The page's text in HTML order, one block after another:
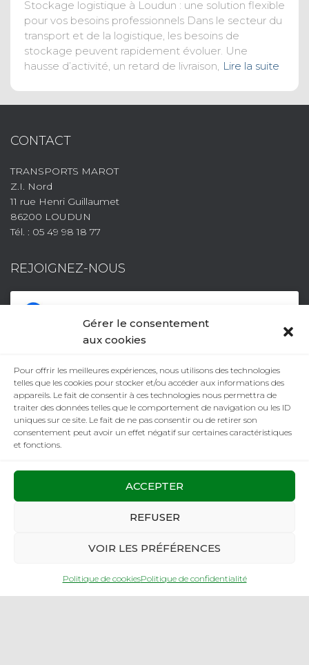
Gérer le consentement
aux cookies
Pour offrir les meilleures expériences, nous utilisons des technologies
telles que les cookies pour stocker et/ou accéder aux informations des
appareils. Le fait de consentir à ces technologies nous permettra de
traiter des données telles que le comportement de navigation ou les ID
uniques sur ce site. Le fait de ne pas consentir ou de retirer son
consentement peut avoir un effet négatif sur certaines caractéristiques
et fonctions.
ACCEPTER
REFUSER
VOIR LES PRÉFÉRENCES
Politique de cookiesPolitique de confidentialité
Stockage logistique à Loudun : une solution flexible
pour vos besoins professionnels Dans le secteur du
transport et de la logistique, les besoins de
stockage peuvent rapidement évoluer. Une
hausse d’activité, un retard de livraison, Lire la suite
CONTACT
TRANSPORTS MAROT
Z.I. Nord
11 rue Henri Guillaumet
86200 LOUDUN
Tél. : 05 49 98 18 77
REJOIGNEZ-NOUS
Facebook
Cliquez pour accepter les cookies
marketing et activer ce contenu